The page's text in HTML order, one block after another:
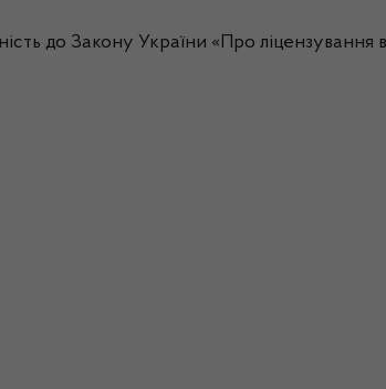
до Закону України «Про ліцензування